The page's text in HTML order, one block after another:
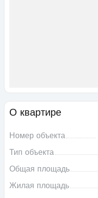
О квартире
Номер объекта
Тип объекта
Общая площадь
Жилая площадь